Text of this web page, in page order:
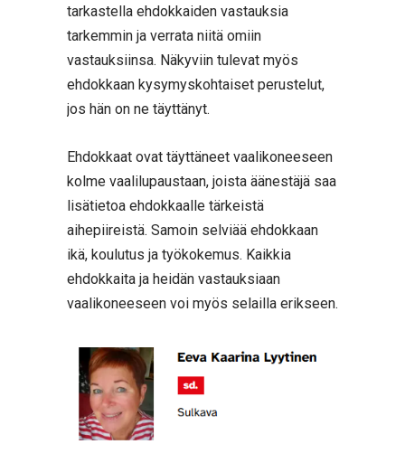
tarkastella ehdokkaiden vastauksia
tarkemmin ja verrata niitä omiin
vastauksiinsa. Näkyviin tulevat myös
ehdokkaan kysymyskohtaiset perustelut,
jos hän on ne täyttänyt.
Ehdokkaat ovat täyttäneet vaalikoneeseen
kolme vaalilupaustaan, joista äänestäjä saa
lisätietoa ehdokkaalle tärkeistä
aihepiireistä. Samoin selviää ehdokkaan
ikä, koulutus ja työkokemus. Kaikkia
ehdokkaita ja heidän vastauksiaan
vaalikoneeseen voi myös selailla erikseen.